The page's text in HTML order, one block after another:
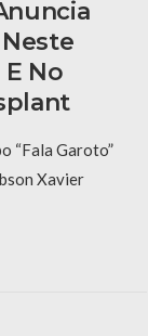
No
“Fala Garoto”
Xavier